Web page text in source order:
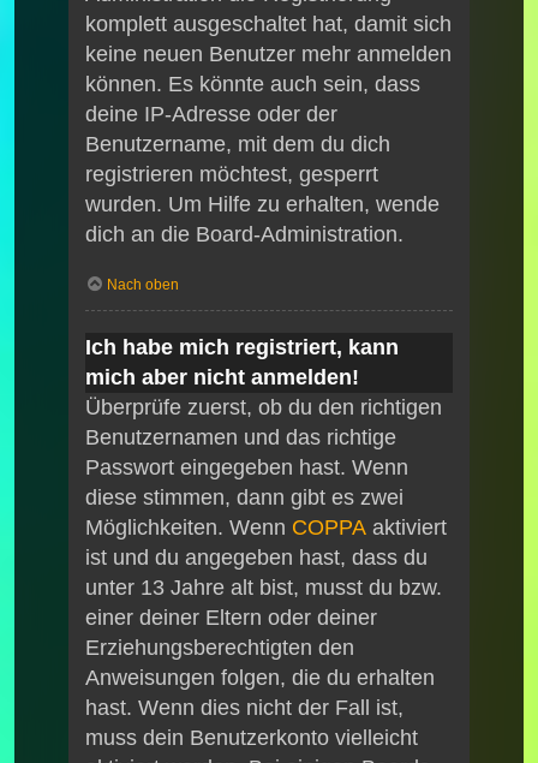
komplett ausgeschaltet hat, damit sich
keine neuen Benutzer mehr anmelden
können. Es könnte auch sein, dass
deine IP-Adresse oder der
Benutzername, mit dem du dich
registrieren möchtest, gesperrt
wurden. Um Hilfe zu erhalten, wende
dich an die Board-Administration.
Nach oben
Ich habe mich registriert, kann
mich aber nicht anmelden!
Überprüfe zuerst, ob du den richtigen
Benutzernamen und das richtige
Passwort eingegeben hast. Wenn
diese stimmen, dann gibt es zwei
Möglichkeiten. Wenn COPPA aktiviert
ist und du angegeben hast, dass du
unter 13 Jahre alt bist, musst du bzw.
einer deiner Eltern oder deiner
Erziehungsberechtigten den
Anweisungen folgen, die du erhalten
hast. Wenn dies nicht der Fall ist,
muss dein Benutzerkonto vielleicht